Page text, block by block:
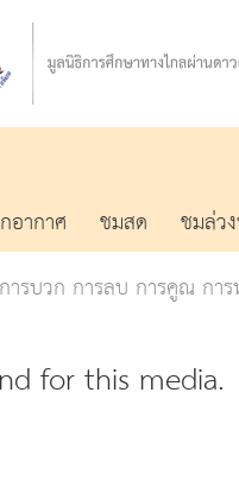
อากาศ ชมสด ชมล่ว
รบวก การลบ การคูณ การ
for this media.